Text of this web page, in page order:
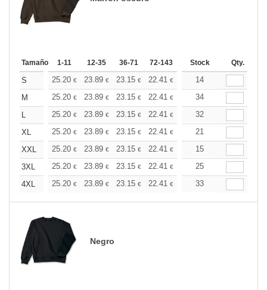
Tamaño 1-11 12-35 36-71 72-143 144-287 288 +
Stock Qty.
S 25.20 € 23.89 € 23.15 € 22.41 € 21.28€
14
M
25.20 € 23.89 € 23.15 € 22.41 € 21.28€
34
L
25.20 € 23.89 € 23.15 € 22.41 € 21.28€
32
XL
25.20 € 23.89 € 23.15 € 22.41 € 21.28€
21
XXL
25.20 € 23.89 € 23.15 € 22.41 € 21.28€
15
3XL
25.20 € 23.89 € 23.15 € 22.41 € 21.28€
25
4XL
25.20 € 23.89 € 23.15 € 22.41 € 21.28€
33
Negro